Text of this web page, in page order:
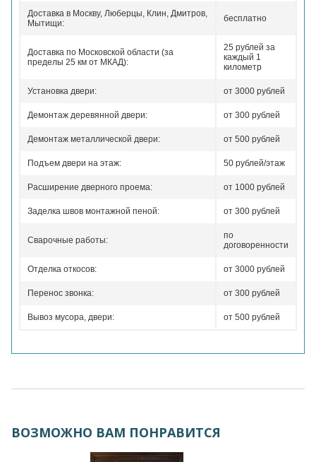
Доставка в Москву, Люберцы, Клин, Дмитров,
Мытищи:
бесплатно
Доставка по Московской области (за
пределы 25 км от МКАД):
25 рублей за
каждый 1
километр
Установка двери: от 3000 рублей
Демонтаж деревянной двери: от 300 рублей
Демонтаж металлической двери: от 500 рублей
Подъем двери на этаж: 50 рублей/этаж
Расширение дверного проема: от 1000 рублей
Заделка швов монтажной пеной: от 300 рублей
Сварочные работы:
по
договоренности
Отделка откосов: от 3000 рублей
Перенос звонка: от 300 рублей
Вывоз мусора, двери: от 500 рублей
ВОЗМОЖНО ВАМ ПОНРАВИТСЯ